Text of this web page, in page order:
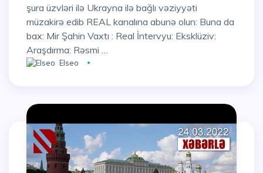
şura üzvləri ilə Ukrayna ilə bağlı vəziyyəti
müzakirə edib REAL kanalına abunə olun: Buna da
bax: Mir Şahin Vaxtı : Real İntervyu: Eksklüziv:
Araşdırma: Rəsmi …
Elseo